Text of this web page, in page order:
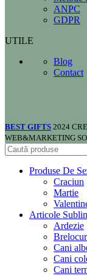
ANPC
GDPR
UTILE
Blog
Contact
BEST GIFTS 2024
WEB&MARKETING
Produse De
Craciun
Martie
Articole
Ardezie
Cani
Cani
Cani